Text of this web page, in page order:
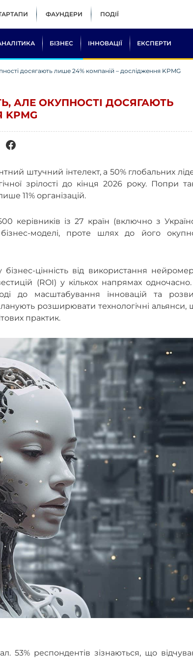
ФАУНДЕРИ ПОДІЇ
БІЗНЕС ІННОВАЦІЇ ЕКСПЕРТИ
досягають лише 24% компаній – дослідження KPMG
АЛЕ ОКУПНОСТІ ДОСЯГАЮТЬ
штучний інтелект, а 50% глобальних
зрілості до кінця 2026 року. Попри
11% організацій.
керівників із 27 країн (включно з
моделі, проте шлях до його
цінність від використання
(ROI) у кількох напрямах
до масштабування інновацій та
розширювати технологічні альянси,
практик.
респондентів зізнаються, що